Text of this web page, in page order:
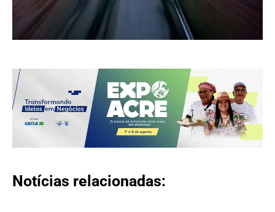
Notícias relacionadas: